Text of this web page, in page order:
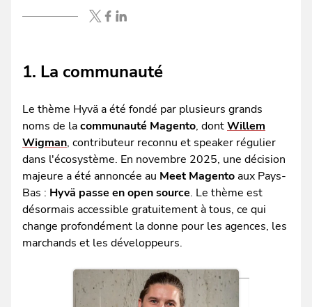
1. La communauté
Le thème Hyvä a été fondé par plusieurs grands
noms de lacommunauté Magento, dontWillem
Wigman, contributeur reconnu et speaker régulier
dans l'écosystème. En novembre 2025, une décision
majeure a été annoncée au Meet Magentoaux Pays-
Bas : Hyvä passe en open source. Le thème est
désormais accessible gratuitement à tous, ce qui
change profondément la donne pour les agences, les
marchands et les développeurs.